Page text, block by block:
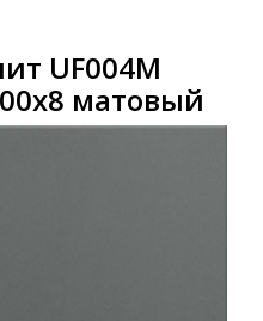
UF004M
матовый